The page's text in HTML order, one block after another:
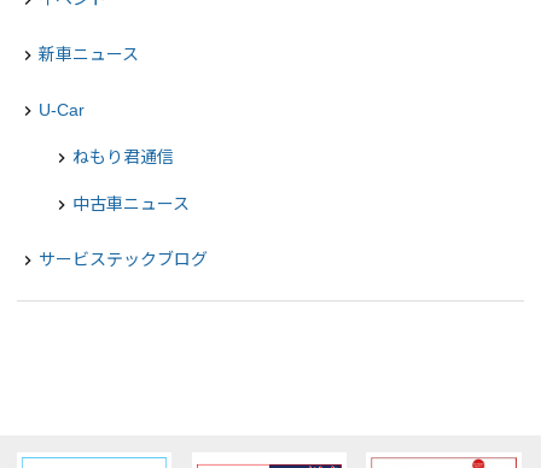
navigate_next 新車ニュース
navigate_next U-Car
chevron_right ねもり君通信
chevron_right 中古車ニュース
navigate_next サービステックブログ